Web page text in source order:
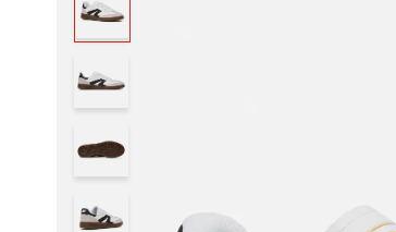
zapatillas futbol
futbol
zapatillas
adt